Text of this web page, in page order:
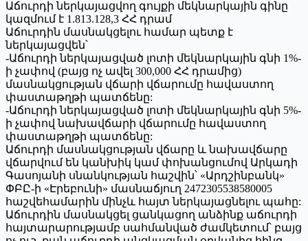
Աճուրդի ներկայացվող գույքի մեկնարկային գինը
կազմում է 1.813.128,3 ՀՀ դրամ
Աճուրդին մասնակցելու համար պետք է
ներկայացվեն՝
-Աճուրդի ներկայացված լոտի մեկնարկային գնի 1%-
ի չափով (բայց ոչ ավել 300,000 ՀՀ դրամից)
մասնակցության վճարի վճարումը հավաստող
փաստաթղթի պատճենը:
-Աճուրդի ներկայացված լոտի մեկնարկային գնի 5%-
ի չափով նախավճարի վճարումը հավաստող
փաստաթղթի պատճենը:
Աճուրդի մասնակցության վճարը և նախավճարը
վճարվում են կանխիկ կամ փոխանցումով Արկադի
Գասոյանի սնանկության հաշվին՝ «Արդշինբանկ»
ՓԲԸ-ի «Էրեբունի» մասնաճյուղ 2472305538580005
հաշվեհամարին մինչև հայտ ներկայացնելու պահը:
Աճուրդին մասնակցել ցանկացող անձինք աճուրդի
հայտարարությամբ սահմանված ժամկետում՝ բայց